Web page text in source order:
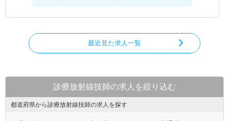
最近見た求人一覧
診療放射線技師の求人を絞り込む
都道府県から診療放射線技師の求人を探す